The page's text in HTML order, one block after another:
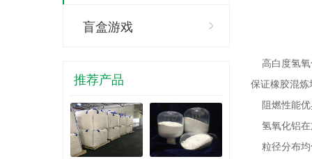
盲盒游戏
推荐产品
高白度氢氧
保证橡胶混
阻燃性能
氢氧化铝在
粒径分布